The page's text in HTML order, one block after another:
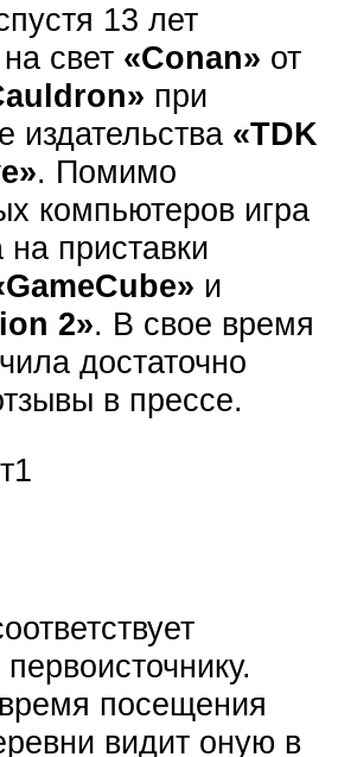
13 лет
свет «Conan» от
при
издательства «TDK
. Помимо
компьютеров игра
на приставки
и
2». В свое время
достаточно
в прессе.
посещения
видит оную в